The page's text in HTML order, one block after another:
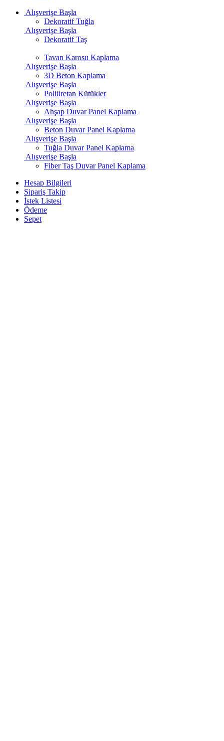
Alışverişe Başla
Dekoratif Tuğla
Alışverişe Başla
Dekoratif Taş
Tavan Karosu Kaplama
Alışverişe Başla
3D Beton Kaplama
Alışverişe Başla
Poliüretan Kütükler
Alışverişe Başla
Ahşap Duvar Panel Kaplama
Alışverişe Başla
Beton Duvar Panel Kaplama
Alışverişe Başla
Tuğla Duvar Panel Kaplama
Alışverişe Başla
Fiber Taş Duvar Panel Kaplama
Hesap Bilgileri
Sipariş Takip
İstek Listesi
Ödeme
Sepet